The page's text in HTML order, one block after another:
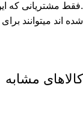
.فقط مشتریانی که
شده اند میتوانند
کالاهای مشابه